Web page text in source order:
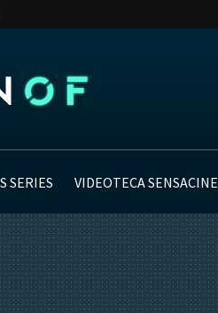
SERIES VIDEOTECA SENSACINE